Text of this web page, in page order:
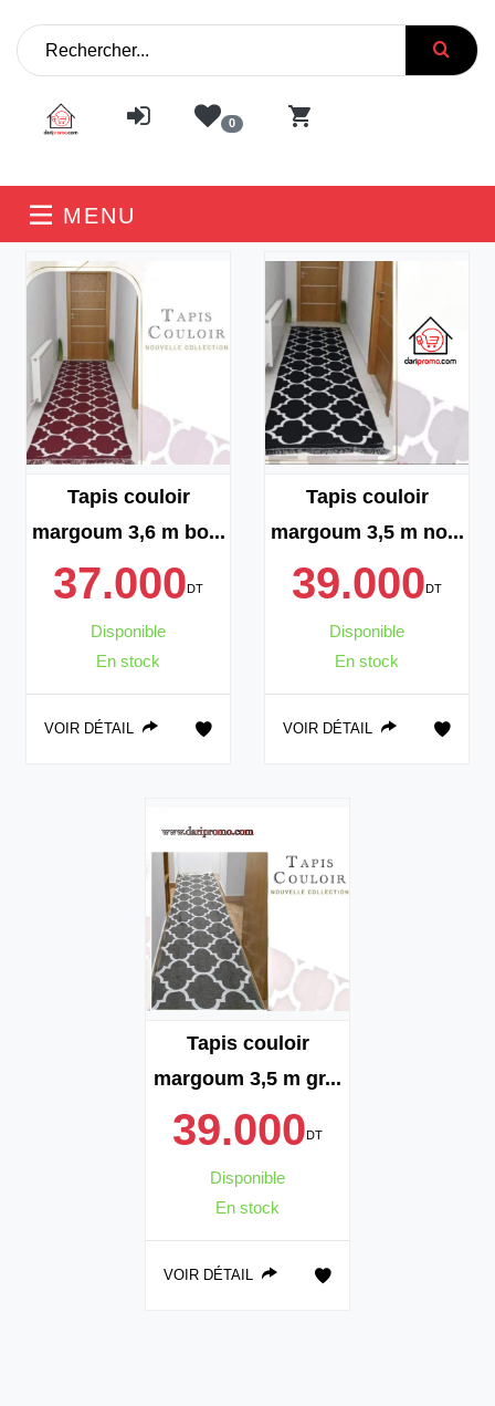
0
MENU
Tapis couloir
margoum 3,6 m bo...
37.000DT
Disponible
En stock
VOIR DÉTAIL
Tapis couloir
margoum 3,5 m no...
39.000DT
Disponible
En stock
VOIR DÉTAIL
Tapis couloir
margoum 3,5 m gr...
39.000DT
Disponible
En stock
VOIR DÉTAIL